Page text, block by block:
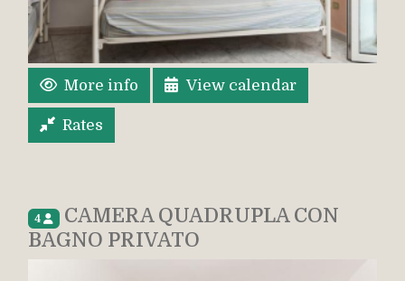
More info View calendar
Rates
4
CAMERA QUADRUPLA CON
BAGNO PRIVATO